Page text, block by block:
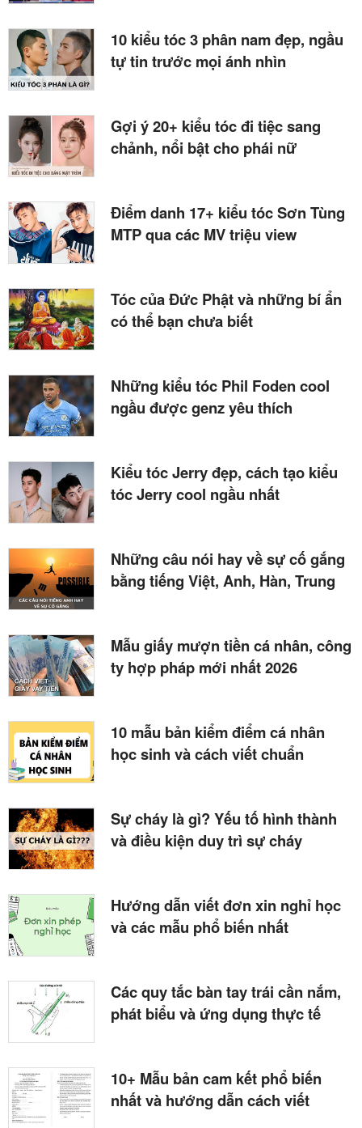
10 kiểu tóc 3 phân nam đẹp, ngầu
tự tin trước mọi ánh nhìn
Gợi ý 20+ kiểu tóc đi tiệc sang
chảnh, nổi bật cho phái nữ
Điểm danh 17+ kiểu tóc Sơn Tùng
MTP qua các MV triệu view
Tóc của Đức Phật và những bí ẩn
có thể bạn chưa biết
Những kiểu tóc Phil Foden cool
ngầu được genz yêu thích
Kiểu tóc Jerry đẹp, cách tạo kiểu
tóc Jerry cool ngầu nhất
Những câu nói hay về sự cố gắng
bằng tiếng Việt, Anh, Hàn, Trung
Mẫu giấy mượn tiền cá nhân, công
ty hợp pháp mới nhất 2026
10 mẫu bản kiểm điểm cá nhân
học sinh và cách viết chuẩn
Sự cháy là gì? Yếu tố hình thành
và điều kiện duy trì sự cháy
Hướng dẫn viết đơn xin nghỉ học
và các mẫu phổ biến nhất
Các quy tắc bàn tay trái cần nắm,
phát biểu và ứng dụng thực tế
10+ Mẫu bản cam kết phổ biến
nhất và hướng dẫn cách viết